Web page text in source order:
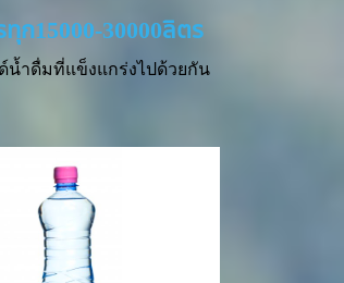
ก15000-30000ลิตร
น้ำดื่มที่แข็งแกร่งไปด้วยกัน